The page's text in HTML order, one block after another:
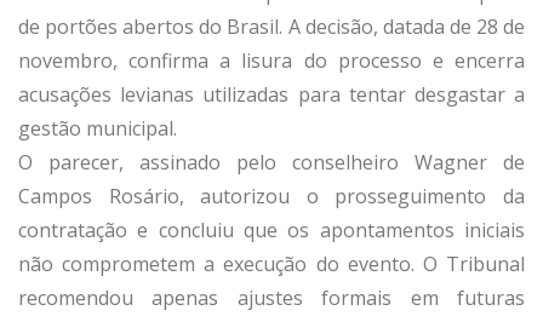
de portões abertos do Brasil. A decisão, datada de 28 de
novembro, confirma a lisura do processo e encerra
acusações levianas utilizadas para tentar desgastar a
gestão municipal.
O parecer, assinado pelo conselheiro Wagner de
Campos Rosário, autorizou o prosseguimento da
contratação e concluiu que os apontamentos iniciais
não comprometem a execução do evento. O Tribunal
recomendou apenas ajustes formais em futuras